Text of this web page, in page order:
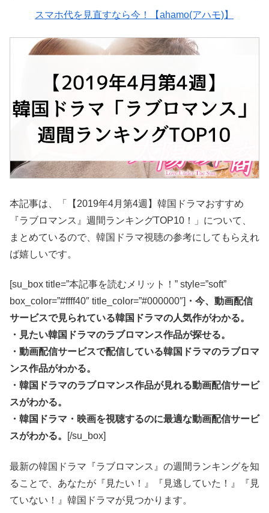
スマホ代を見直すなら今！【ahamo(アハモ)】
本記事は、「【2019年4月第4週】韓国ドラマおすすめ
『ラブロマンス』週間ランキングTOP10！」について、
まとめているので、韓国ドラマ視聴の参考にしてもらえれ
ば嬉しいです。
[su_box title=”本記事を読むメリット！” style=”soft”
box_color=”#ffff40″ title_color=”#000000″] ・今、動画配信
サービスで見られている韓国ドラマの人気作がわかる。
・見たい韓国ドラマのラブロマンス作品が探せる。
・動画配信サービスで配信している韓国ドラマのラブロマ
ンス作品がわかる。
・韓国ドラマのラブロマンス作品が見れる動画配信サービ
スがわかる。
・韓国ドラマ・映画を視聴するのに最適な動画配信サービ
スがわかる。
[/su_box]
最新の韓国ドラマ『ラブロマンス』の週間ランキングを知
ることで、あなたが『見たい！』『見逃していた！』『見
ていない！』韓国ドラマが見つかります。